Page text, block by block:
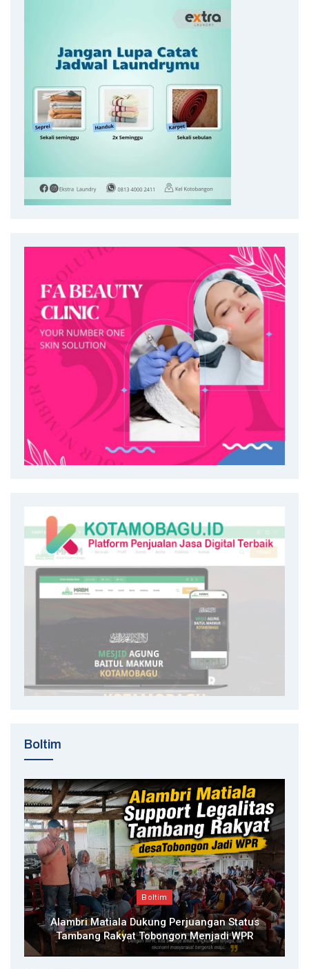
Boltim
Boltim
Alambri Matiala Dukung Perjuangan Status
Tambang Rakyat Tobongon Menjadi WPR